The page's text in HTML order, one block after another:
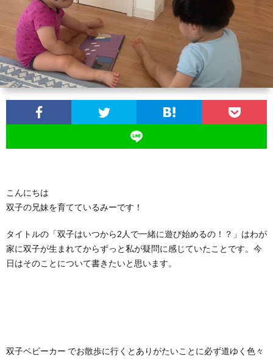
イ
ズ
の
こんにちは
双子の兄妹を育てているみーです！
タイトルの「双子はいつから2人で一緒に遊び始めるの！？」はわが
家に双子が生まれてからずっと私が疑問に感じていたことです。今
日はそのことについて書きたいと思います。
双子ベビーカー でお散歩に行くとありがたいことに必ず道ゆく色々